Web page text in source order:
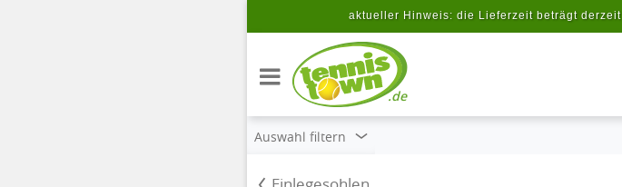
aktueller Hinweis: die Lieferzeit beträgt derzeit
.de
Auswahl filtern